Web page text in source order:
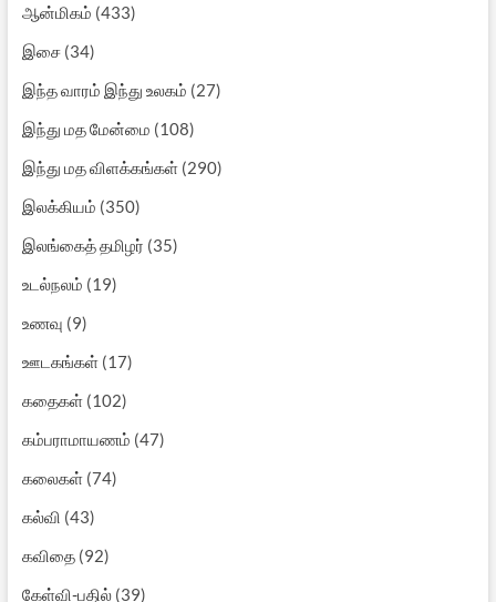
ஆன்மிகம் (433)
இசை(34)
இந்த வாரம் இந்து உலகம் (27)
இந்து மத மேன்மை (108)
இந்து மத விளக்கங்கள்(290)
இலக்கியம் (350)
இலங்கைத் தமிழர் (35)
உடல்நலம் (19)
உணவு (9)
ஊடகங்கள்(17)
கதைகள்(102)
கம்பராமாயணம் (47)
கலைகள்(74)
கல்வி (43)
கவிதை(92)
கேள்வி-பதில்(39)